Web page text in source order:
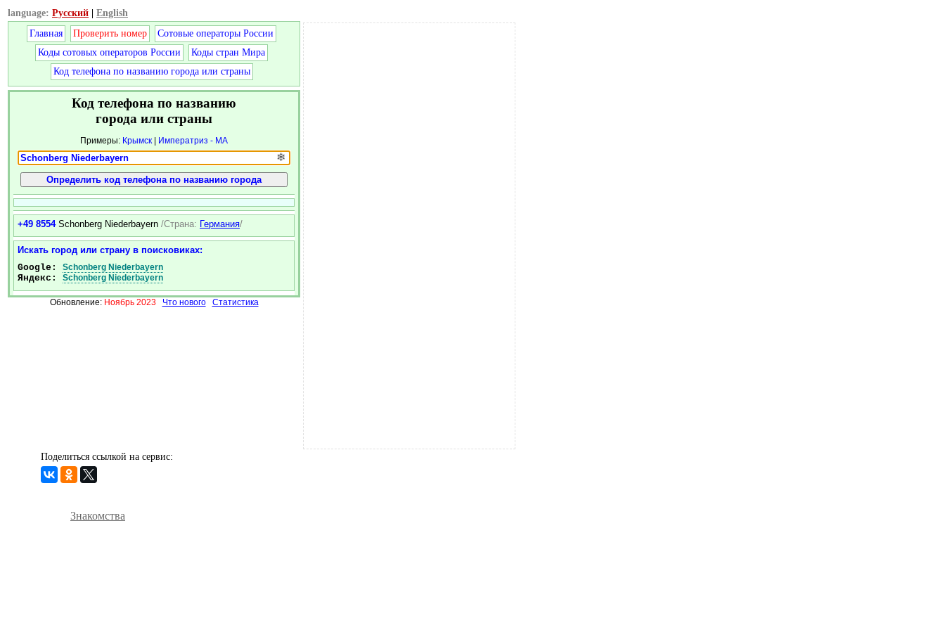
language: Русский
English
Главная
Проверить номер
Сотовые операторы России
Коды сотовых операторов России
Коды стран Мира
Код телефона по названию города или страны
Код телефона по названию
города или страны
Примеры: Крымск | Императриз - MA
❄
+49 8554 Schonberg Niederbayern /Страна: Германия/
Искать город или страну в поисковиках:
Google: Schonberg Niederbayern
Яндекс: Schonberg Niederbayern
Обновление: Ноябрь 2023 Что нового Статистика
Поделиться ссылкой на сервис:
Знакомства